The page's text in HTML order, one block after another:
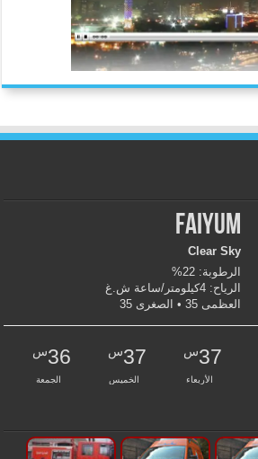
Faiyum
Clear Sky
الرطوبة: 22%
الرياح: 4كيلومتر/ساعة ش.غ
العظمى 35 • الصغرى 35
37س
الأربعاء
37س
الخميس
36س
الجمعة